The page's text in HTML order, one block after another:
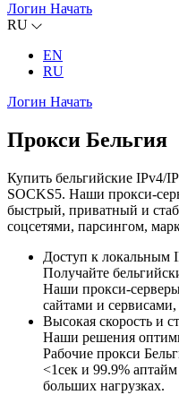
Логин Начать
RU
EN
RU
Логин Начать
Прокси Бельгия
Купить бельгийские IPv4/
SOCKS5. Наши прокси-
быстрый, приватный и
соцсетями, парсингом,
Доступ к локальным
Получайте
Наши прокси-
сайтами и сервисами,
Высокая скорость и
Наши решения
Рабочие прокси
<1сек и 99.9%
больших нагрузках.